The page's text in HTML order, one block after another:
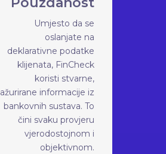
Umjesto da se
oslanjate na
deklarativne podatke
klijenata, FinCheck
koristi stvarne,
ažurirane informacije iz
bankovnih sustava. To
čini svaku provjeru
vjerodostojnom i
objektivnom.